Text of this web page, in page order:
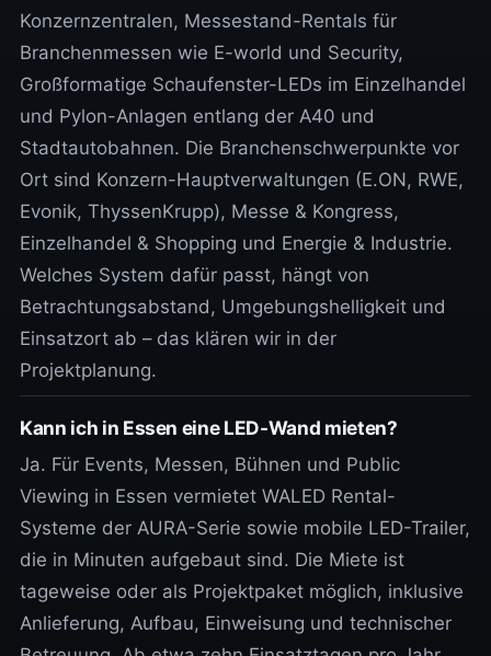
Konzernzentralen, Messestand-Rentals für
Branchenmessen wie E-world und Security,
Großformatige Schaufenster-LEDs im Einzelhandel
und Pylon-Anlagen entlang der A40 und
Stadtautobahnen. Die Branchenschwerpunkte vor
Ort sind Konzern-Hauptverwaltungen (E.ON, RWE,
Evonik, ThyssenKrupp), Messe & Kongress,
Einzelhandel & Shopping und Energie & Industrie.
Welches System dafür passt, hängt von
Betrachtungsabstand, Umgebungshelligkeit und
Einsatzort ab – das klären wir in der
Projektplanung.
Kann ich in Essen eine LED-Wand mieten?
Ja. Für Events, Messen, Bühnen und Public
Viewing in Essen vermietet WALED Rental-
Systeme der AURA-Serie sowie mobile LED-Trailer,
die in Minuten aufgebaut sind. Die Miete ist
tageweise oder als Projektpaket möglich, inklusive
Anlieferung, Aufbau, Einweisung und technischer